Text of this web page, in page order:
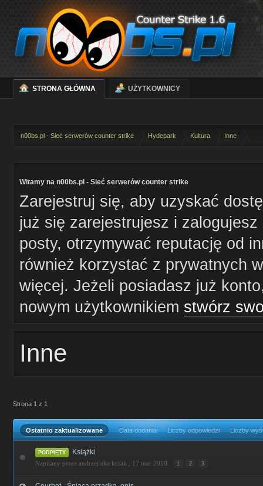
STRONA GŁÓWNA UŻYTKOWNICY
n00bs.pl - Sieć serwerów counter strike Hydepark Kultura Inne
Witamy na n00bs.pl - Sieć serwerów counter strike
Zarejestruj się, aby uzyskać
już się zarejestrujesz i
posty, otrzymywać reputację od
również korzystać z prywatnych
więcej. Jeżeli posiadasz już
nowym użytkownikiem stwórz
Inne
Strona 1 z 1
Ostatnio zaktualizowane Data dodania Liczby odpowiedzi Liczby
PODPIĘTY Książki
Napisany przez andrzej aka krzak , 17 mar 2010 1 2 3